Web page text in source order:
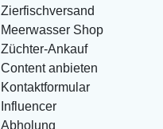
Zierfischversand
Meerwasser Shop
Züchter-Ankauf
Content anbieten
Kontaktformular
Influencer
Abholung